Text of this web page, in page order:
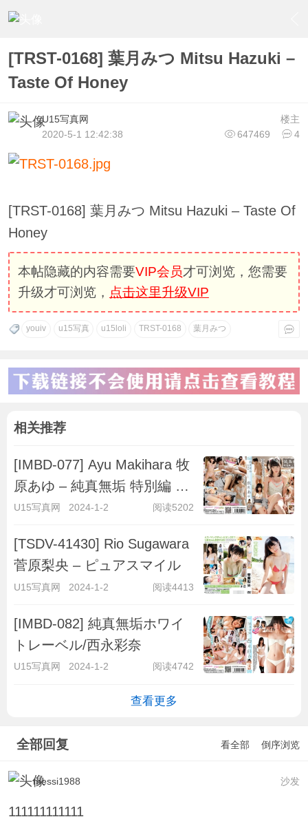
[TRST-0168] 葉月みつ Mitsu Hazuki –
Taste Of Honey
楼主
U15写真网
647469
4
2020-5-1 12:42:38
[TRST-0168] 葉月みつ Mitsu Hazuki – Taste Of
Honey
本帖隐藏的内容需要VIP会员才可浏览，您需要
升级才可浏览， 点击这里升级VIP
youiv u15写真 u15loli TRST-0168 葉月みつ
相关推荐
[IMBD-077] Ayu Makihara 牧
原あゆ – 純真無垢 特別編 ～
キラキラ彼女～
U15写真网 2024-1-2 阅读5202
[TSDV-41430] Rio Sugawara
菅原梨央 – ピュアスマイル
U15写真网 2024-1-2 阅读4413
[IMBD-082] 純真無垢ホワイ
トレーベル/西永彩奈
U15写真网 2024-1-2 阅读4742
查看更多
全部回复 看全部 倒序浏览
沙发
messi1988
111111111111